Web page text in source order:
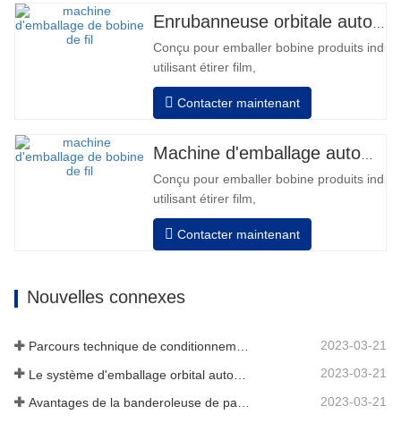
batterie pleine 120-130 palettes •
automatique, temps de…
Conçu pour emballer bobine produits
utilisant étirer film,
Auto positionnement après fini emballage
Les tours révolutions, vitesse, étirement
Pneumatique haut plateau pour appuyer
Manuel changement film, équipé avec
Contacter maintenant
Conçu pour emballer bobine produits
utilisant étirer film,
Auto positionnement après fini emballage
Les tours révolutions, vitesse, étirement
Manuel changement film, équipé avec
Contacter maintenant
Nouvelles connexes
Parcours technique de conditionnement 2023-03-21
2023-03-21
2023-03-21